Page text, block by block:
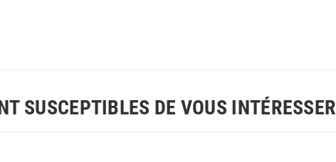
SUSCEPTIBLES DE VOUS INTÉRESSER